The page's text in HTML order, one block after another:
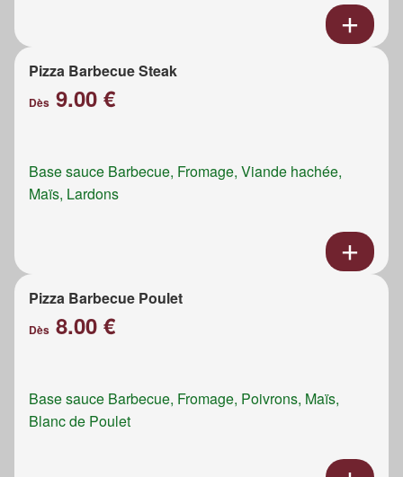
Pizza Barbecue Steak
Dès 9.00 €
Base sauce Barbecue, Fromage, Viande hachée,
Maïs, Lardons
Pizza Barbecue Poulet
Dès 8.00 €
Base sauce Barbecue, Fromage, Poivrons, Maïs,
Blanc de Poulet